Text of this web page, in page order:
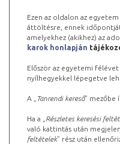
Ezen az oldalon az
áttöltésre, ennek időpontját
amelyekhez (akikhez) az
karok honlapján
Először az egyetemi félévet
nyílhegyekkel lépegetve
A „ Tanrendi kereső” mezőbe
Ha a „ Részletes keresési
való kattintás után
feltételek” rész után